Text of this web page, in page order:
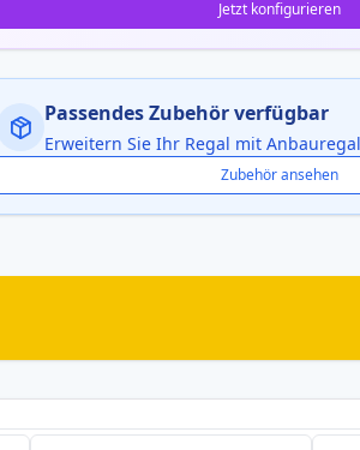
Jetzt konfigurieren
Passendes Zubehör verfügbar
Erweitern Sie Ihr Regal mit
Zubehör ansehen